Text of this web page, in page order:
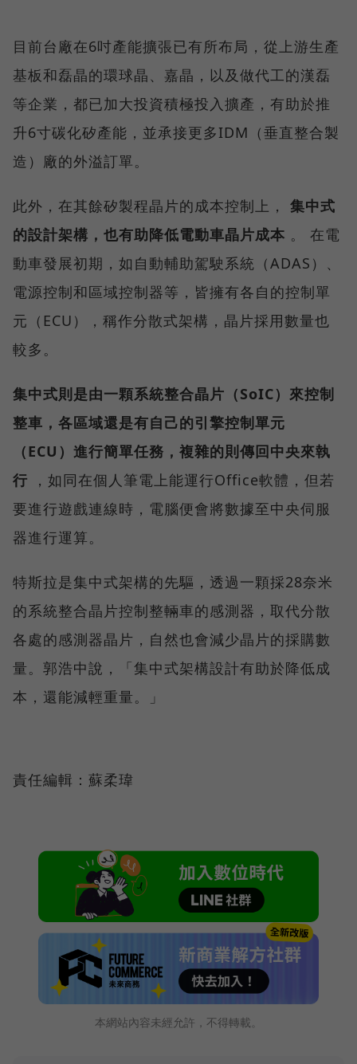
目前台廠在6吋產能擴張已有所布局，從上游生產
基板和磊晶的環球晶、嘉晶，以及做代工的漢磊
等企業，都已加大投資積極投入擴產，有助於推
升6寸碳化矽產能，並承接更多IDM（垂直整合製
造）廠的外溢訂單。
此外，在其餘矽製程晶片的成本控制上， 集中式
的設計架構，也有助降低電動車晶片成本 。 在電
動車發展初期，如自動輔助駕駛系統（ADAS）、
電源控制和區域控制器等，皆擁有各自的控制單
元（ECU），稱作分散式架構，晶片採用數量也
較多。
集中式則是由一顆系統整合晶片（SoIC）來控制
整車，各區域還是有自己的引擎控制單元
（ECU）進行簡單任務，複雜的則傳回中央來執
行 ，如同在個人筆電上能運行Office軟體，但若
要進行遊戲連線時，電腦便會將數據至中央伺服
器進行運算。
特斯拉是集中式架構的先驅，透過一顆採28奈米
的系統整合晶片控制整輛車的感測器，取代分散
各處的感測器晶片，自然也會減少晶片的採購數
量。郭浩中說，「集中式架構設計有助於降低成
本，還能減輕重量。」
責任編輯：蘇柔瑋
本網站內容未經允許，不得轉載。